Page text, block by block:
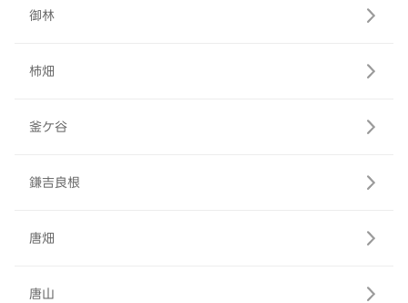
御林
柿畑
釜ケ谷
鎌吉良根
唐畑
唐山